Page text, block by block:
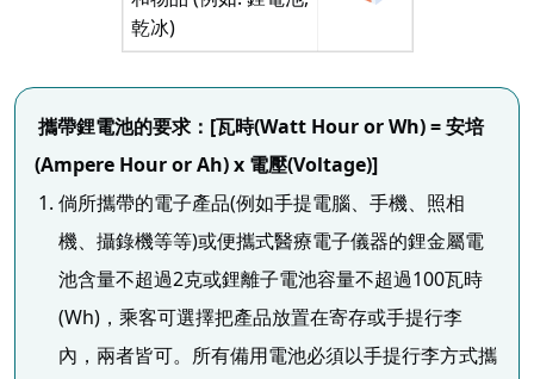
乾冰)
攜帶鋰電池的要求：[瓦時(Watt Hour or Wh) = 安培
(Ampere Hour or Ah) x 電壓(Voltage)]
倘所攜帶的電子產品(例如手提電腦、手機、照相
機、攝錄機等等)或便攜式醫療電子儀器的鋰金屬電
池含量不超過2克或鋰離子電池容量不超過100瓦時
(Wh)，乘客可選擇把產品放置在寄存或手提行李
內，兩者皆可。所有備用電池必須以手提行李方式攜